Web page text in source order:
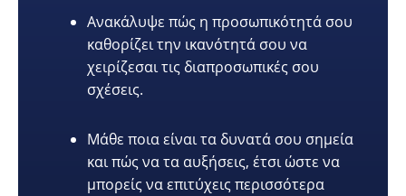
Ανακάλυψε πώς η προσωπικότητά σου
καθορίζει την ικανότητά σου να
χειρίζεσαι τις διαπροσωπικές σου
σχέσεις.
Μάθε ποια είναι τα δυνατά σου σημεία
και πώς να τα αυξήσεις, έτσι ώστε να
μπορείς να επιτύχεις περισσότερα